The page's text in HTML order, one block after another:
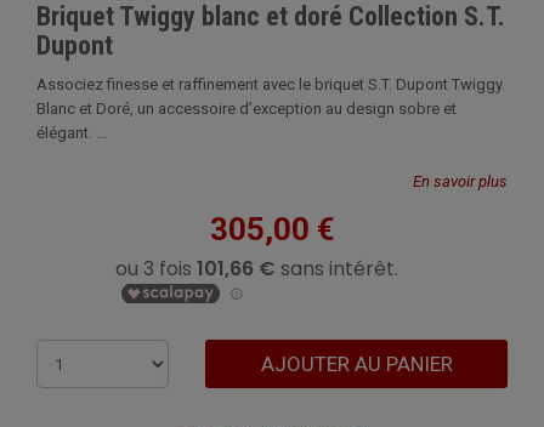
Briquet Twiggy blanc et doré Collection S.T.
Dupont
Associez finesse et raffinement avec le briquet S.T. Dupont Twiggy
Blanc et Doré, un accessoire d’exception au design sobre et
élégant. ...
En savoir plus
305,00 €
AJOUTER AU PANIER